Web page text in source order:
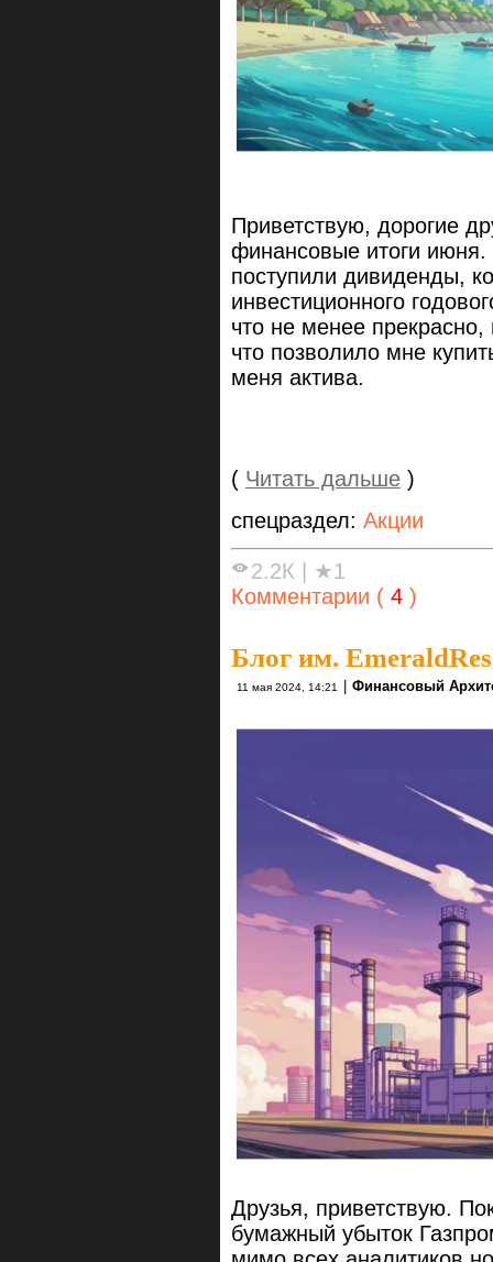
Приветствую, дорогие
финансовые итоги
поступили дивиденды,
инвестиционного
что не менее
что позволило мне
меня актива.
( Читать дальше )
спецраздел: Акции
2.2К | ★1
Комментарии ( 4 )
Блог им.
11 мая 2024, 14:21 | Финансовый
Друзья, приветствую.
бумажный убыток